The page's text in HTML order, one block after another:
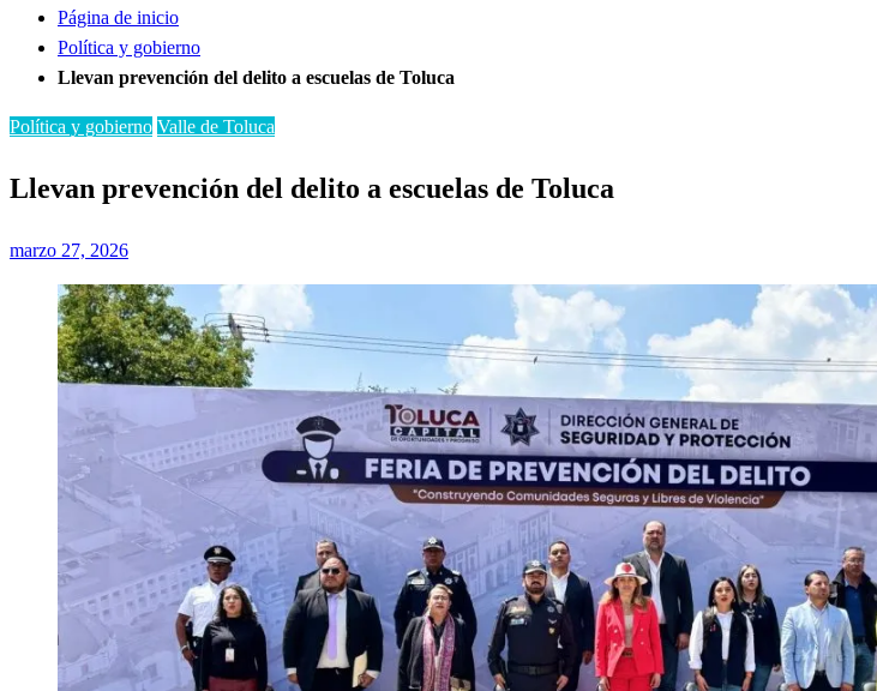
Página de inicio
Política y gobierno
Llevan prevención del delito a escuelas de Toluca
Política y gobierno Valle de Toluca
Llevan prevención del delito a escuelas de Toluca
Publicado
marzo 27, 2026